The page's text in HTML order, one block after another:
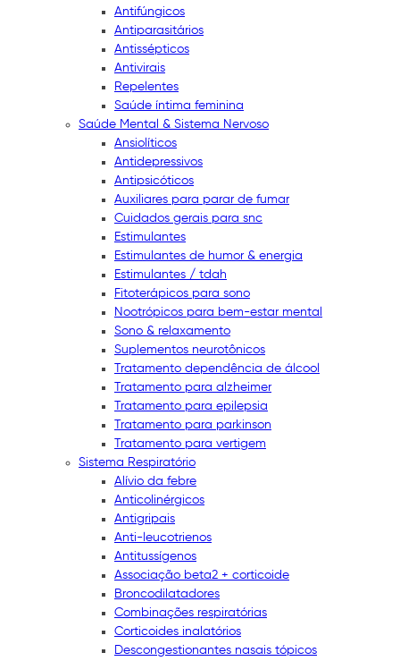
Antifúngicos
Antiparasitários
Antissépticos
Antivirais
Repelentes
Saúde íntima feminina
Saúde Mental & Sistema Nervoso
Ansiolíticos
Antidepressivos
Antipsicóticos
Auxiliares para parar de fumar
Cuidados gerais para snc
Estimulantes
Estimulantes de humor & energia
Estimulantes / tdah
Fitoterápicos para sono
Nootrópicos para bem-estar mental
Sono & relaxamento
Suplementos neurotônicos
Tratamento dependência de álcool
Tratamento para alzheimer
Tratamento para epilepsia
Tratamento para parkinson
Tratamento para vertigem
Sistema Respiratório
Alívio da febre
Anticolinérgicos
Antigripais
Anti-leucotrienos
Antitussígenos
Associação beta2 + corticoide
Broncodilatadores
Combinações respiratórias
Corticoides inalatórios
Descongestionantes nasais tópicos